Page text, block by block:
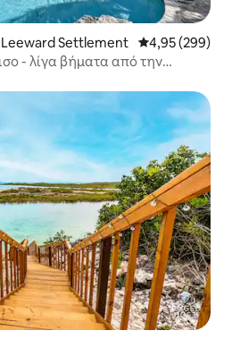
Settlement Μέση
4,95 (299)
- λίγα βήματα από την